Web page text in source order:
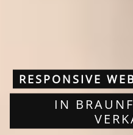
RESPONSIVE
IN